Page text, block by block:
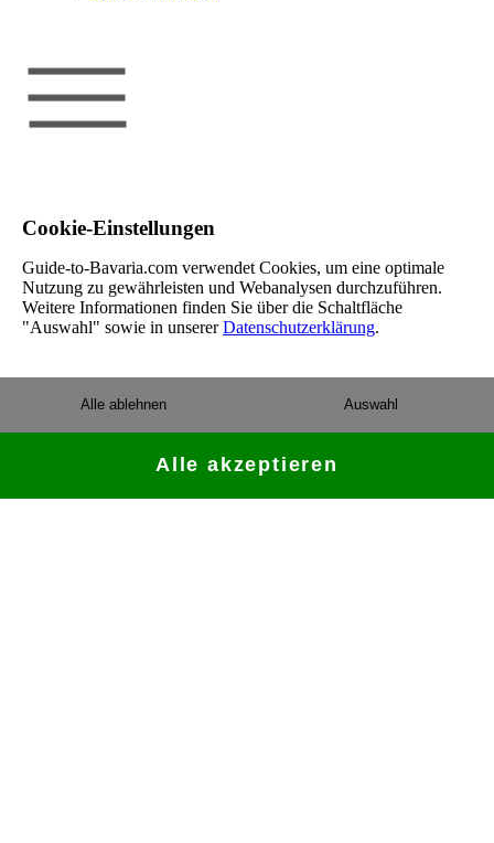
Cookie-Einstellungen
Guide-to-Bavaria.com verwendet Cookies, um eine optimale
Nutzung zu gewährleisten und Webanalysen durchzuführen.
Weitere Informationen finden Sie über die Schaltfläche
"Auswahl" sowie in unsererDatenschutzerklärung.
Auswahl
Alle ablehnen
Alle akzeptieren